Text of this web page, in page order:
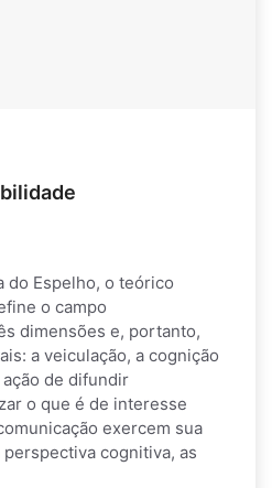
do Espelho, o teórico
o campo
dimensões e, portanto,
a veiculação, a cognição
de difundir
o que é de interesse
exercem sua
cognitiva, as